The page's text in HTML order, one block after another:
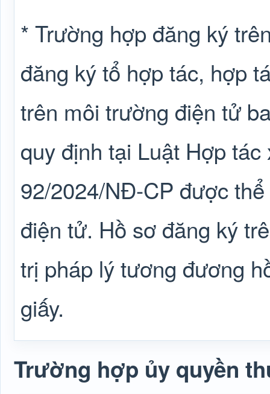
* Trường hợp đăng ký
đăng ký tổ hợp tác, hợp
trên môi trường điện tử
quy định tại Luật Hợp
92/2024/NĐ-CP được
điện tử. Hồ sơ đăng ký
trị pháp lý tương đương
giấy.
Trường hợp ủy quyền